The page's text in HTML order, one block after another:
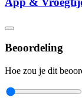
Beoordeling
Hoe zou je dit